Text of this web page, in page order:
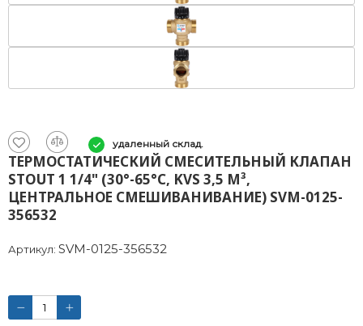
удаленный склад.
ТЕРМОСТАТИЧЕСКИЙ СМЕСИТЕЛЬНЫЙ КЛАПАН
STOUT 1 1/4" (30°-65°C, KVS 3,5 М³,
ЦЕНТРАЛЬНОЕ СМЕШИВАНИВАНИЕ) SVM-0125-
356532
Артикул: SVM-0125-356532